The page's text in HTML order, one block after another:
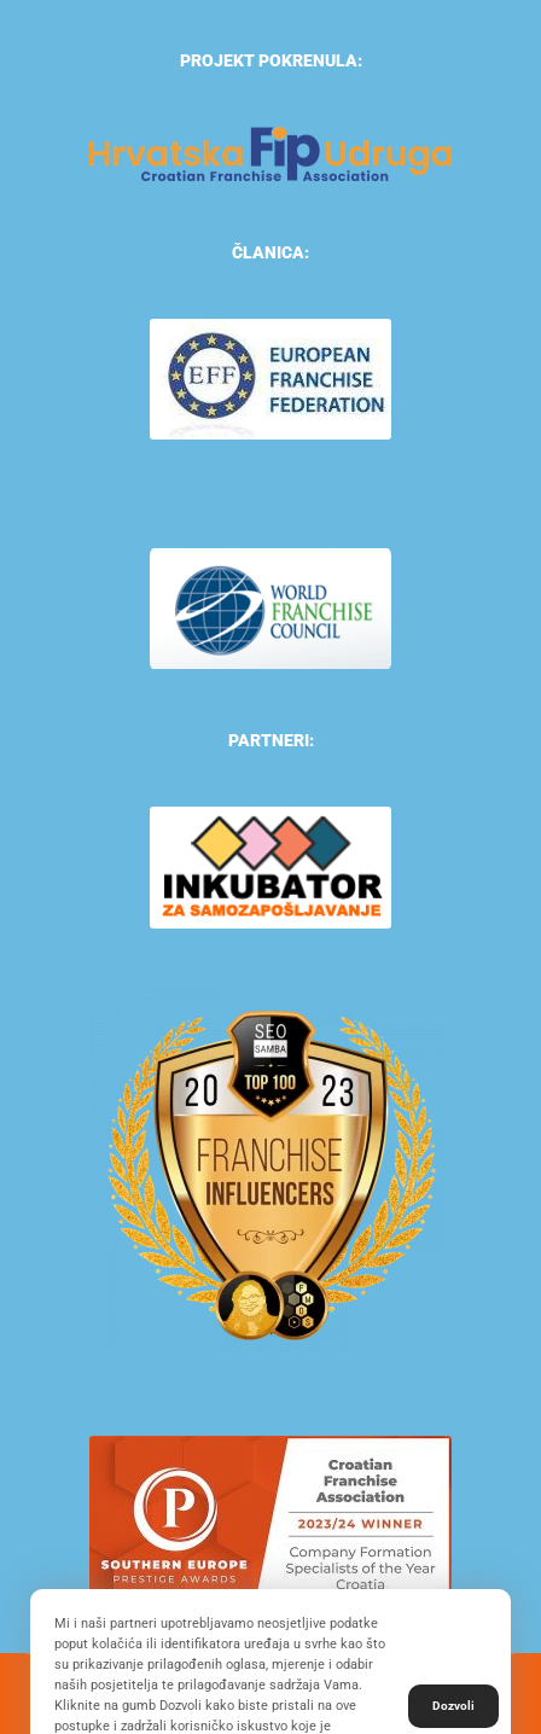
PROJEKT POKRENULA:
ČLANICA:
PARTNERI:
© Copyright 2022. All Rights Reserved - FRANCHISE
DEVELOPMENT CROATIA
Mi i naši partneri upotrebljavamo neosjetljive podatke
poput kolačića ili identifikatora uređaja u svrhe kao što
su prikazivanje prilagođenih oglasa, mjerenje i odabir
naših posjetitelja te prilagođavanje sadržaja Vama.
Kliknite na gumb Dozvoli kako biste pristali na ove
postupke i zadržali korisničko iskustvo koje je
Dozvoli